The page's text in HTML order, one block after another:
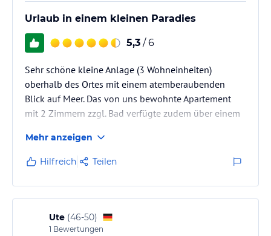
Urlaub in einem kleinen Paradies
5,3 / 6
Sehr schöne kleine Anlage (3 Wohneinheiten)
oberhalb des Ortes mit einem atemberaubenden
Blick auf Meer. Das von uns bewohnte Apartement
mit 2 Zimmern zzgl. Bad verfügte zudem über einem
verfügt über genügend Geschäfte und hat eine
ausgezeichnete Gastronomie.
Man muß jedoch gut zu Fuß sein, denn vom Strand
zum Arpartement ist die Straße sehr steil (10
Gehminuten hin zum Strand, jedoch knapp 20
Minuten zurück zur Anlage).
Man sollte unbedingt einen PKW mieten um…
Mehr anzeigen
Hilfreich Teilen
Ute (46-50)
1 Bewertungen